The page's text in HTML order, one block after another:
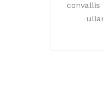
convallis